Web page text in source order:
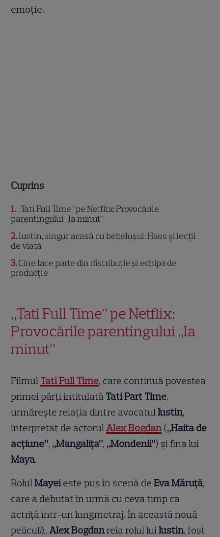
emoție.
Cuprins
1 „Tati Full Time” pe Netflix: Provocările
parentingului „la minut”
2 Iustin, singur acasă cu bebelușul: Haos și lecții
de viață
3 Cine face parte din distribuție și echipa de
producție
„Tati Full Time” pe Netflix:
Provocările parentingului „la
minut”
Filmul Tati Full Time, care continuă povestea
primei părți intitulată Tati Part Time,
urmăreşte relaţia dintre avocatulIustin,
interpretat de actorulAlex Bogdan („Haita de
acţiune”, „Mangaliţa”, „Mondenii”) şi fina lui
Maya.
RolulMayeieste pus în scenă deEva Măruţă,
care a debutat în urmă cu ceva timp ca
actriţă într-un lungmetraj. În această nouă
peliculă,Alex Bogdanreia rolul luiIustin, fost